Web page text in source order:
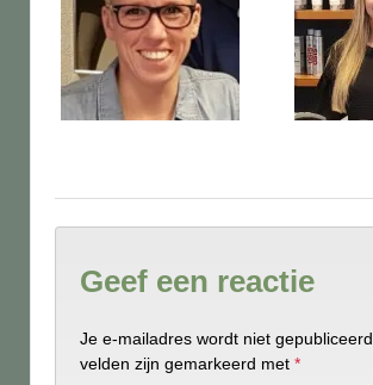
Geef een reactie
Je e-mailadres wordt niet gepubliceerd.
velden zijn gemarkeerd met *